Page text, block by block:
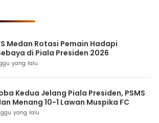
Medan Rotasi Pemain Hadapi
di Piala Presiden 2026
yang lalu
Kedua Jelang Piala Presiden, PSMS
Menang 10-1 Lawan Muspika FC
yang lalu